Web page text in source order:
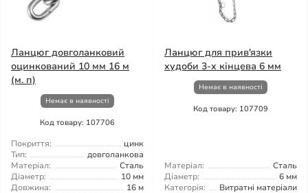
Ланцюг довголанковий
оцинкований 10 мм 16 м
(м. п)
Немає в наявності
Код товару: 107706
Покриття:
цинк
Тип:
довголанкова
Матеріал:
Сталь
Діаметр:
10 мм
Довжина:
16 м
Ланцюг для прив'язки
худоби 3-х кінцева 6 мм
Немає в наявності
Код товару: 107709
Матеріал:
Сталь
Діаметр:
6 мм
Категорія:
Витратні матеріали